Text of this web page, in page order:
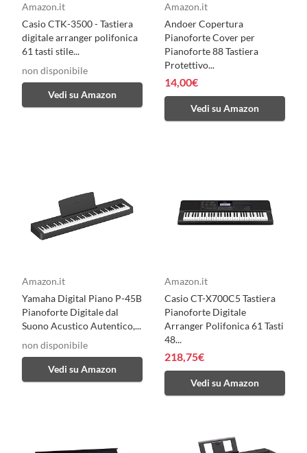
Amazon.it
Casio CTK-3500 - Tastiera
digitale arranger polifonica
61 tasti stile...
non disponibile
Vedi su Amazon
Amazon.it
Andoer Copertura
Pianoforte Cover per
Pianoforte 88 Tastiera
Protettivo...
14,00€
Vedi su Amazon
Amazon.it
Yamaha Digital Piano P-45B
Pianoforte Digitale dal
Suono Acustico Autentico,...
non disponibile
Vedi su Amazon
Amazon.it
Casio CT-X700C5 Tastiera
Pianoforte Digitale
Arranger Polifonica 61 Tasti
48...
218,75€
Vedi su Amazon